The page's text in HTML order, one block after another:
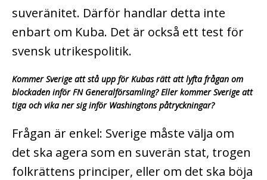
suveränitet. Därför handlar detta inte
enbart om Kuba. Det är också ett test för
svensk utrikespolitik.
Kommer Sverige att stå upp för Kubas rätt att lyfta frågan om
blockaden inför FN Generalförsamling? Eller kommer Sverige att
tiga och vika ner sig inför Washingtons påtryckningar?
Frågan är enkel: Sverige måste välja om
det ska agera som en suverän stat, trogen
folkrättens principer, eller om det ska böja